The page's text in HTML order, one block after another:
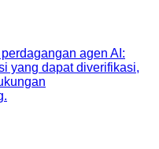
agen AI:
yang dapat diverifikasi,